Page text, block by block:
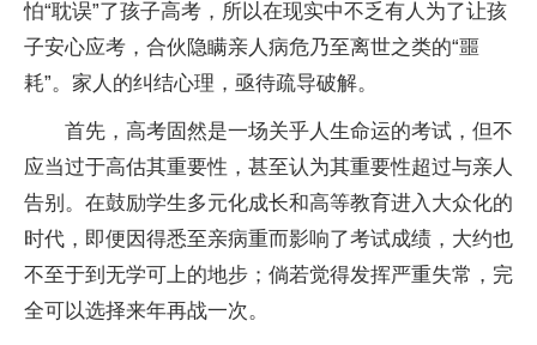
怕“耽误”了孩子高考，所以在现实中不乏有人为了让孩
子安心应考，合伙隐瞒亲人病危乃至离世之类的“噩
耗”。家人的纠结心理，亟待疏导破解。
首先，高考固然是一场关乎人生命运的考试，但不
应当过于高估其重要性，甚至认为其重要性超过与亲人
告别。在鼓励学生多元化成长和高等教育进入大众化的
时代，即便因得悉至亲病重而影响了考试成绩，大约也
不至于到无学可上的地步；倘若觉得发挥严重失常，完
全可以选择来年再战一次。